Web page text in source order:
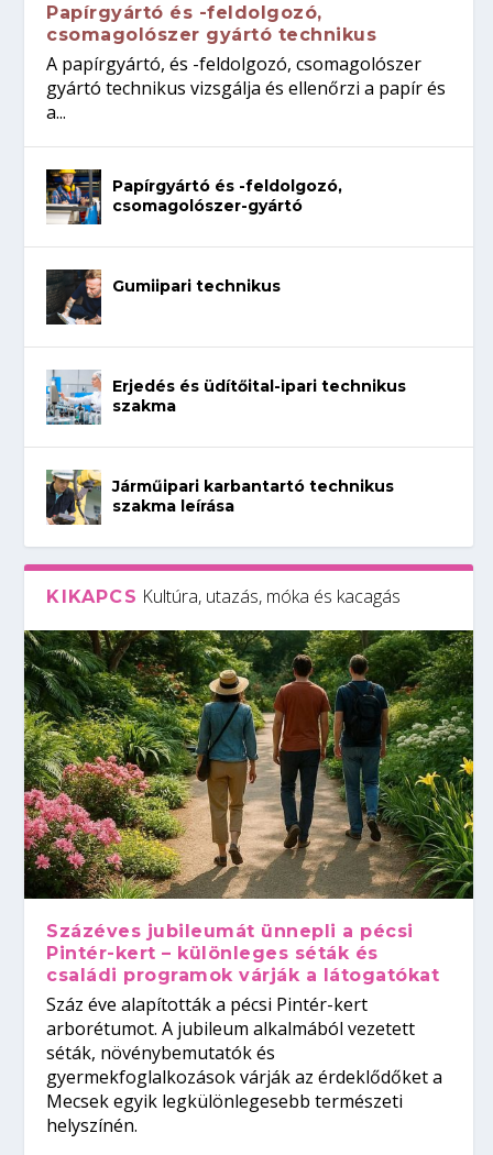
Papírgyártó és -feldolgozó,
csomagolószer gyártó technikus
A papírgyártó, és -feldolgozó, csomagolószer
gyártó technikus vizsgálja és ellenőrzi a papír és
a...
Papírgyártó és -feldolgozó,
csomagolószer-gyártó
Gumiipari technikus
Erjedés és üdítőital-ipari technikus
szakma
Járműipari karbantartó technikus
szakma leírása
KIKAPCS Kultúra, utazás, móka és kacagás
Százéves jubileumát ünnepli a pécsi
Pintér-kert – különleges séták és
családi programok várják a látogatókat
Száz éve alapították a pécsi Pintér-kert
arborétumot. A jubileum alkalmából vezetett
séták, növénybemutatók és
gyermekfoglalkozások várják az érdeklődőket a
Mecsek egyik legkülönlegesebb természeti
helyszínén.